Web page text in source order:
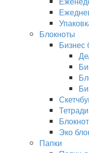
Блокноты
Бизнес
Тетради
Эко
Папки